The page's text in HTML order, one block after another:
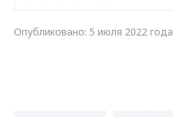
Опубликовано: 5 июля 2022 года